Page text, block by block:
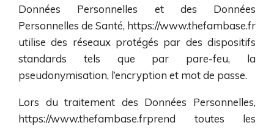
Données Personnelles et des Données
Personnelles de Santé, https://www.thefambase.fr
utilise des réseaux protégés par des dispositifs
standards tels que par pare-feu, la
pseudonymisation, l’encryption et mot de passe.
Lors du traitement des Données Personnelles,
https://www.thefambase.frprend toutes les